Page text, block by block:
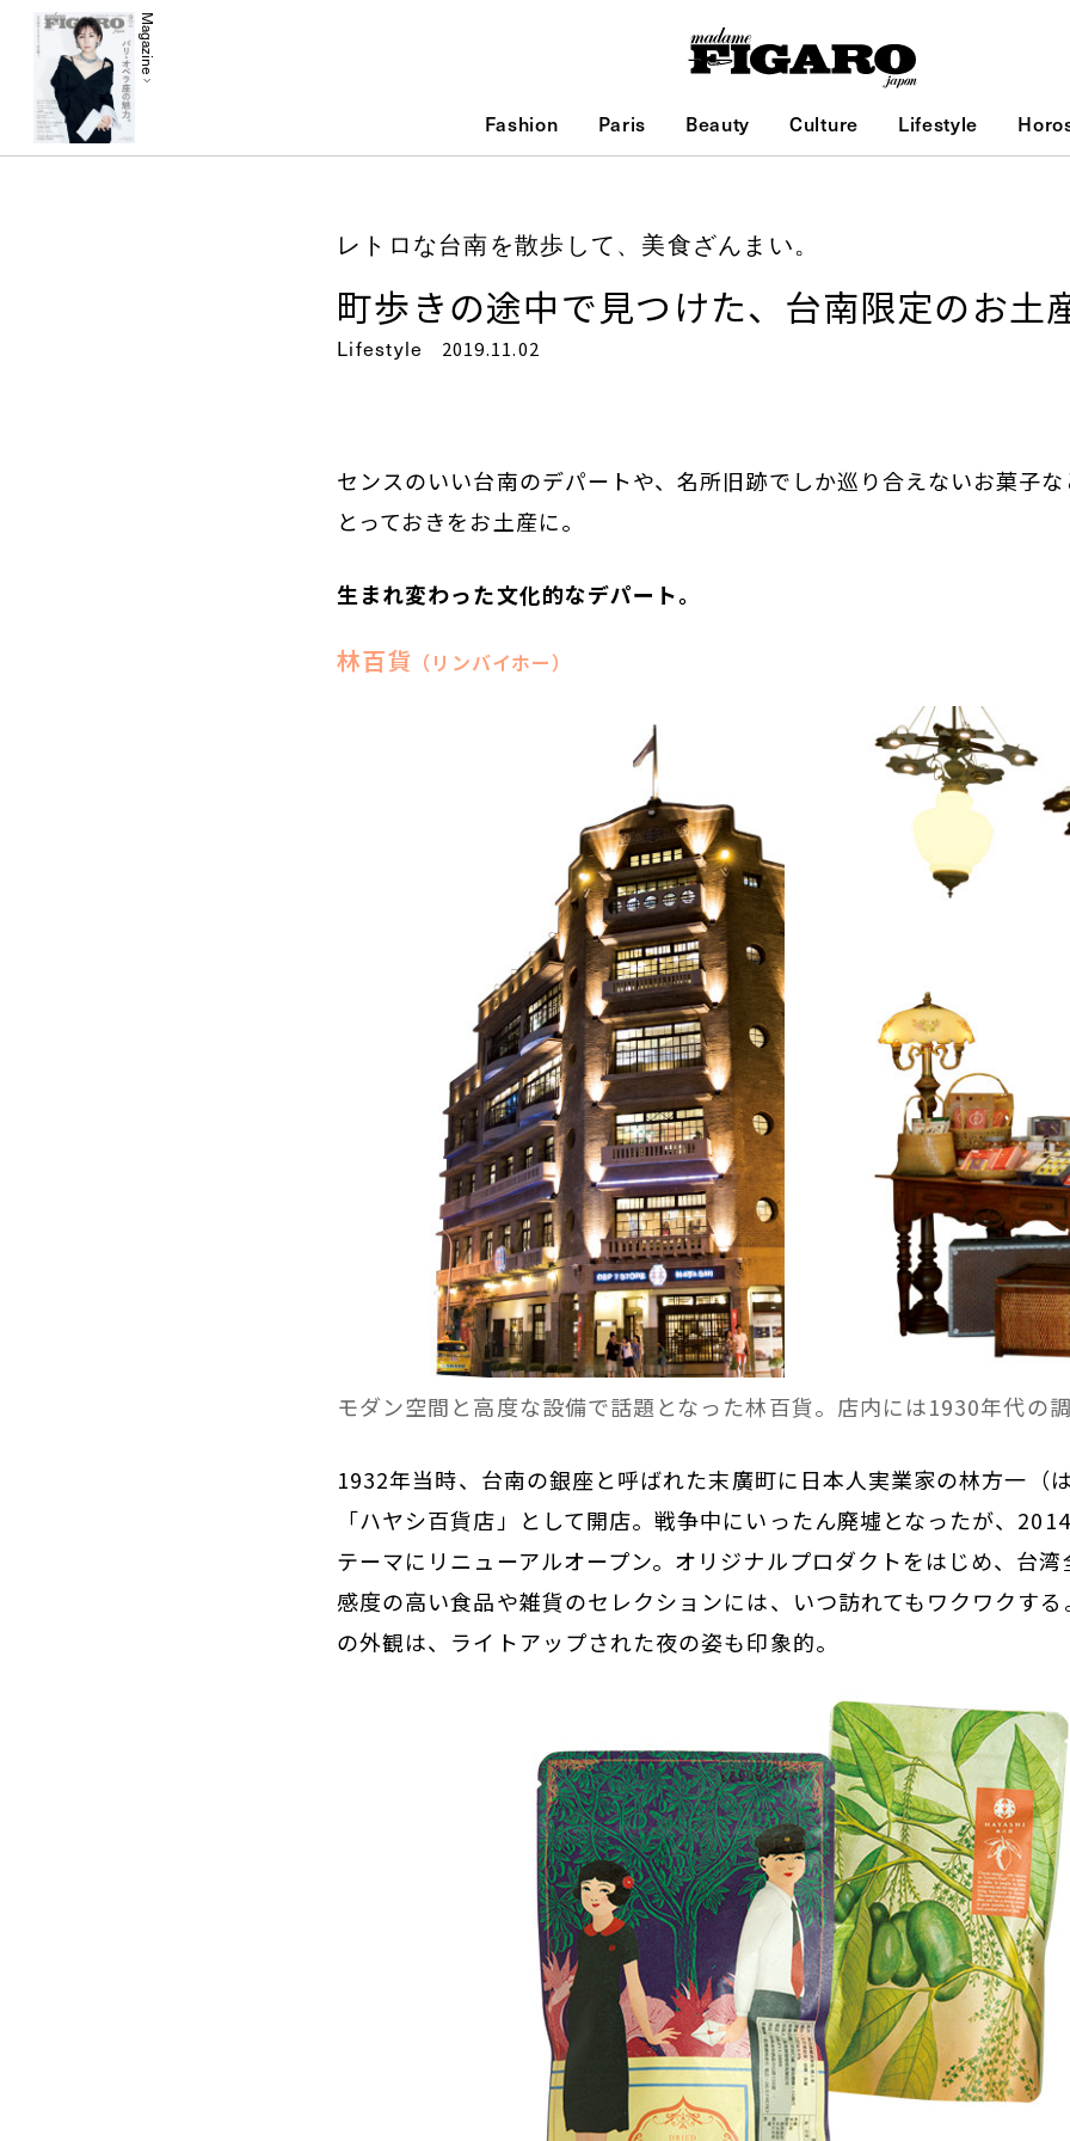
Magazine
Fashion Paris Beauty Culture Lifestyle
レトロな台南を散歩して、美食ざんまい。
町歩きの途中で見つけた、台南限定のお土
Lifestyle 2019.11.02
センスのいい台南のデパートや、名所旧跡でしか巡り合えないお菓子
とっておきをお土産に。
生まれ変わった文化的なデパート。
林百貨 （リンバイホー）
モダン空間と高度な設備で話題となった林百貨。店内には1930年代の
1932年当時、台南の銀座と呼ばれた末廣町に日本人実業家の林方一（
「ハヤシ百貨店」として開店。戦争中にいったん廃墟となったが、
テーマにリニューアルオープン。オリジナルプロダクトをはじめ、台
感度の高い食品や雑貨のセレクションには、いつ訪れてもワクワクす
の外観は、ライトアップされた夜の姿も印象的。